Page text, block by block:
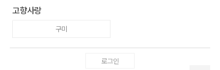
고향사랑
구미
로그인